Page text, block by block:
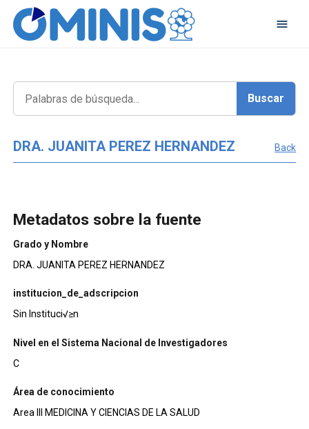
DRA. JUANITA PEREZ HERNANDEZ Back
Metadatos sobre la fuente
Grado y Nombre
DRA. JUANITA PEREZ HERNANDEZ
institucion_de_adscripcion
Sin Instituci√≥n
Nivel en el Sistema Nacional de Investigadores
C
Área de conocimiento
Area III MEDICINA Y CIENCIAS DE LA SALUD